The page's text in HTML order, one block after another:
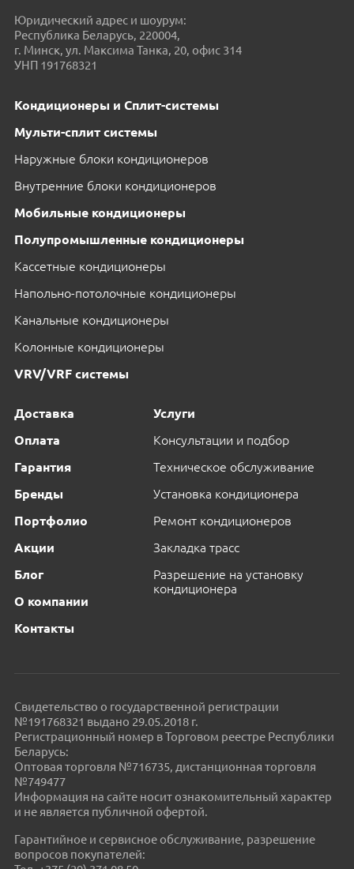
Юридический адрес и шоурум:
Республика Беларусь, 220004,
г. Минск, ул. Максима Танка, 20, офис 314
УНП 191768321
Кондиционеры и Сплит-системы
Мульти-сплит системы
Наружные блоки кондиционеров
Внутренние блоки кондиционеров
Мобильные кондиционеры
Полупромышленные кондиционеры
Кассетные кондиционеры
Напольно-потолочные кондиционеры
Канальные кондиционеры
Колонные кондиционеры
VRV/VRF системы
Доставка
Оплата
Гарантия
Бренды
Портфолио
Акции
Блог
О компании
Контакты
Услуги
Консультации и подбор
Техническое обслуживание
Установка кондиционера
Ремонт кондиционеров
Закладка трасс
Разрешение на установку
кондиционера
Свидетельство о государственной регистрации
№191768321 выдано 29.05.2018 г.
Регистрационный номер в Торговом реестре Республики
Беларусь:
Оптовая торговля №716735, дистанционная торговля
№749477
Информация на сайте носит ознакомительный характер
и не является публичной офертой.
Гарантийное и сервисное обслуживание, разрешение
вопросов покупателей: